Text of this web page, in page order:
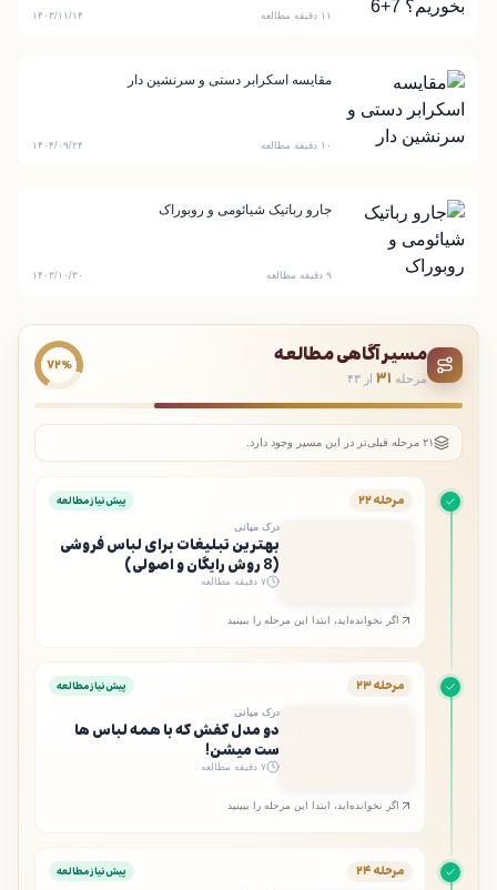
۱۱ دقیقه مطالعه ۱۴۰۳/۱۱/۱۴
مقایسه اسکرابر دستی و سرنشین دار
۱۰ دقیقه مطالعه ۱۴۰۴/۰۹/۲۴
جارو رباتیک شیائومی و روبوراک
۹ دقیقه مطالعه ۱۴۰۳/۱۰/۳۰
مسیر آگاهی مطالعه
مرحله ۳۱ از ۴۳
۷۲٪
۲۱ مرحله قبلی‌تر در این مسیر وجود دارد.
مرحله ۲۲ پیش‌نیاز مطالعه
درک میانی
بهترین تبلیغات برای لباس فروشی
(8 روش رایگان و اصولی)
۷ دقیقه مطالعه
اگر نخوانده‌اید، ابتدا این مرحله را ببینید
مرحله ۲۳ پیش‌نیاز مطالعه
درک میانی
دو مدل کفش که با همه لباس ها
ست میشن!
۷ دقیقه مطالعه
اگر نخوانده‌اید، ابتدا این مرحله را ببینید
مرحله ۲۴ پیش‌نیاز مطالعه